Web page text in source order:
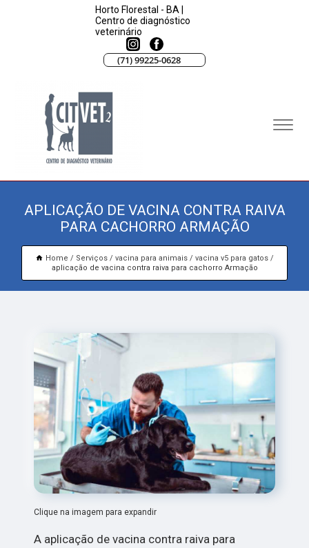
Horto Florestal - BA |
Centro de diagnóstico
veterinário
(71) 99225-0628
APLICAÇÃO DE VACINA CONTRA RAIVA
PARA CACHORRO ARMAÇÃO
Home Serviços vacina para animais
vacina v5 para gatos
aplicação de vacina contra raiva para cachorro Armação
Clique na imagem para expandir
A aplicação de vacina contra raiva para